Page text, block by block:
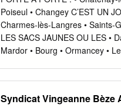
complètement ; en ce qui
correspondant aux collines du
qui s'étendent sur les terrains
la Marne de très nombreux
Poiseul • Changey C’EST UN
Charmes-lès-Langres • Saints-
LES SACS JAUNES OU LES •
Mardor • Bourg • Ormancey •
temps que le bac des déchets •
Syndicat Vingeanne Bèze